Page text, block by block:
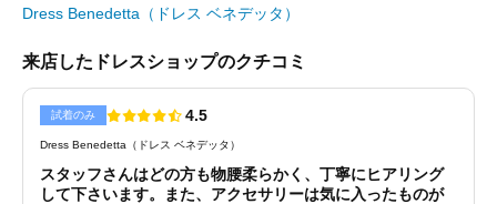
Dress Benedetta（ドレス ベネデッタ）
来店したドレスショップのクチコミ
試着のみ 4.5
Dress Benedetta（ドレス ベネデッタ）
スタッフさんはどの方も物腰柔らかく、丁寧にヒアリング
して下さいます。また、アクセサリーは気に入ったものが